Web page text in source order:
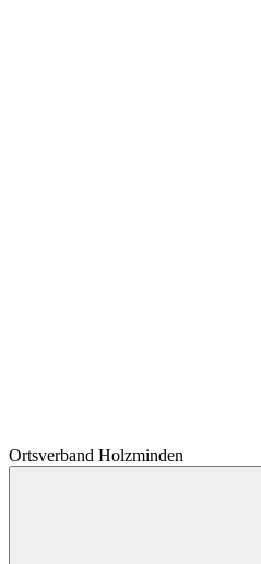
Ortsverband Holzminden